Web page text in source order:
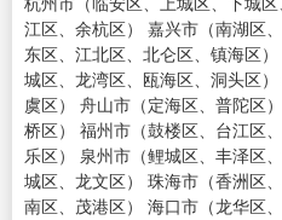
江区、余杭区） 嘉兴市（南湖区
东区、江北区、北仑区、镇海区
城区、龙湾区、瓯海区、洞头区
虞区） 舟山市（定海区、普陀区
桥区） 福州市（鼓楼区、台江区
乐区） 泉州市（鲤城区、丰泽区
城区、龙文区） 珠海市（香洲区
南区、茂港区） 海口市（龙华区